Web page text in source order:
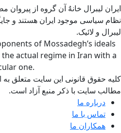
ایران لیبرال خانهٌ آن گروه از
نظام سیاسی موجود ایران هستند و
لیبرال و لائیک.
of Mossadegh’s ideals
actual regime in Iran with a
one.
مطالب سایت با ذکر منبع آزاد است.
درباره ما
تماس با ما
همکاران ما